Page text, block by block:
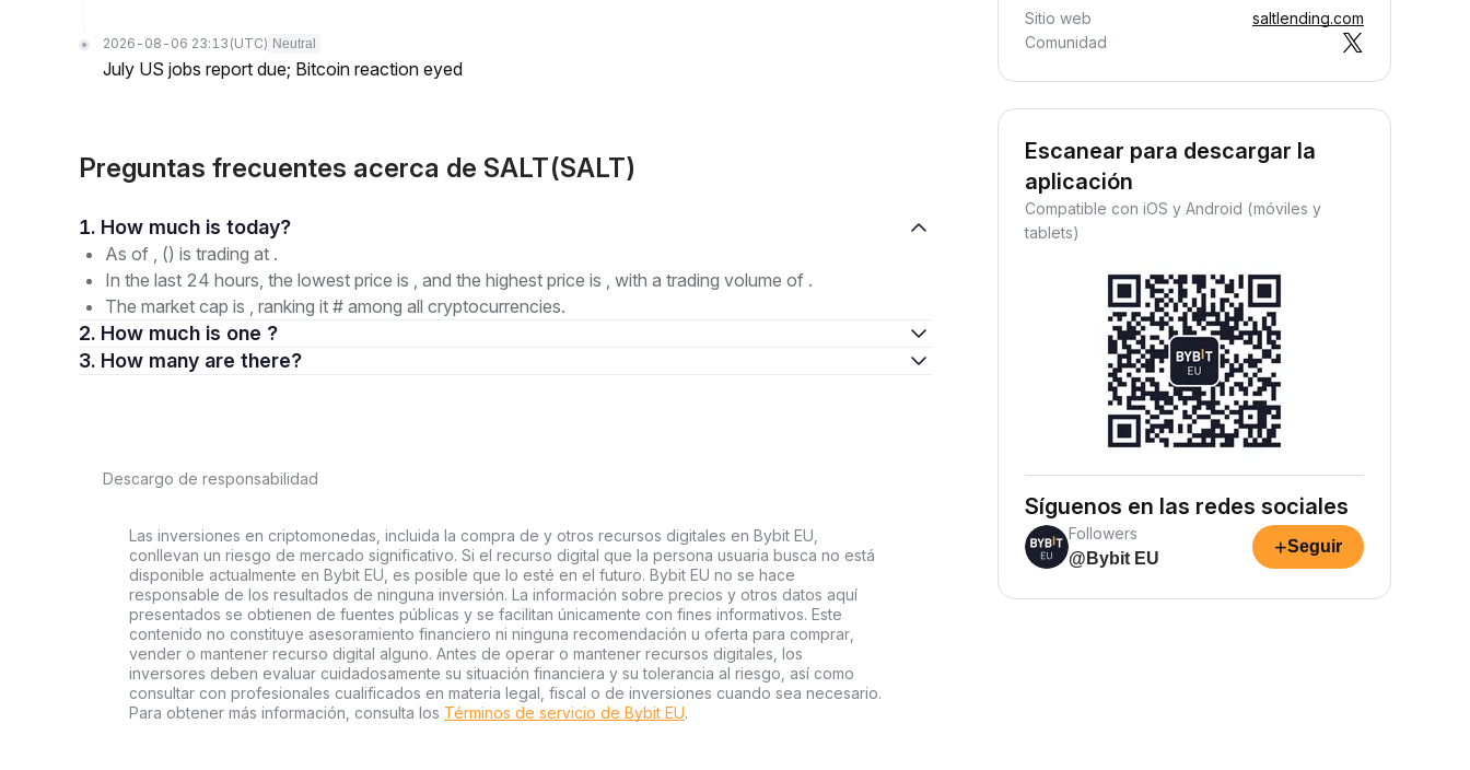
2026-08-06 23:13 (UTC) Neutral
July US jobs report due; Bitcoin reaction eyed
Preguntas frecuentes acerca de SALT(SALT)
1. How much is today?
As of , () is trading at .
In the last 24 hours, the lowest price is , and the highest price is , with a trading volume of .
The market cap is , ranking it # among all cryptocurrencies.
2. How much is one ?
3. How many are there?
Descargo de responsabilidad
Las inversiones en criptomonedas, incluida la compra de y otros recursos digitales en Bybit EU,
conllevan un riesgo de mercado significativo. Si el recurso digital que la persona usuaria busca no está
disponible actualmente en Bybit EU, es posible que lo esté en el futuro. Bybit EU no se hace
responsable de los resultados de ninguna inversión. La información sobre precios y otros datos aquí
presentados se obtienen de fuentes públicas y se facilitan únicamente con fines informativos. Este
contenido no constituye asesoramiento financiero ni ninguna recomendación u oferta para comprar,
vender o mantener recurso digital alguno. Antes de operar o mantener recursos digitales, los
inversores deben evaluar cuidadosamente su situación financiera y su tolerancia al riesgo, así como
consultar con profesionales cualificados en materia legal, fiscal o de inversiones cuando sea necesario.
Para obtener más información, consulta los Términos de servicio de Bybit EU.
Sitio web
saltlending.com
Comunidad
Escanear para descargar la
aplicación
Compatible con iOS y Android (móviles y
tablets)
Síguenos en las redes sociales
Followers
@Bybit EU
+Seguir